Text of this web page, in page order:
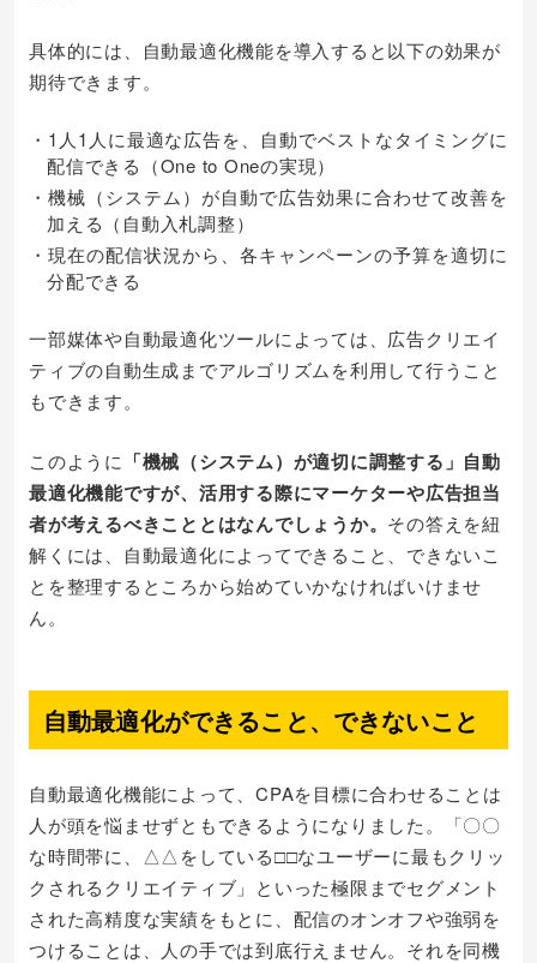
具体的には、自動最適化機能を導入すると以下の効果が
期待できます。
・1人1人に最適な広告を、自動でベストなタイミングに
配信できる（One to Oneの実現）
・機械（システム）が自動で広告効果に合わせて改善を
加える（自動入札調整）
・現在の配信状況から、各キャンペーンの予算を適切に
分配できる
一部媒体や自動最適化ツールによっては、広告クリエイ
ティブの自動生成までアルゴリズムを利用して行うこと
もできます。
このように 「機械（システム）が適切に調整する」自動
最適化機能ですが、活用する際にマーケターや広告担当
者が考えるべきこととはなんでしょうか。 その答えを紐
解くには、自動最適化によってできること、できないこ
とを整理するところから始めていかなければいけませ
ん。
自動最適化ができること、できないこと
自動最適化機能によって、CPAを目標に合わせることは
人が頭を悩ませずともできるようになりました。「〇〇
な時間帯に、△△をしている□□なユーザーに最もクリッ
クされるクリエイティブ」といった極限までセグメント
された高精度な実績をもとに、配信のオンオフや強弱を
つけることは、人の手では到底行えません。それを同機